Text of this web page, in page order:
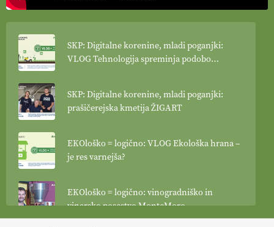
SKP: Digitalne korenine, mladi poganjki:
VLOG Tehnologija spreminja podobo
SKP: Digitalne korenine, mladi poganjki:
prašičerejska kmetija ŽIGART
EKOloško = logično: VLOG Ekološka hrana –
je res varnejša?
EKOloško = logično: vinogradniško in
vinarsko posestvo MonteMoro